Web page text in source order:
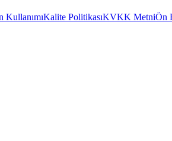
KullanımıKalite PolitikasıKVKK MetniÖn